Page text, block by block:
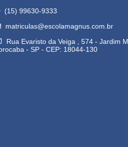
(15) 99630-9333
matriculas@escolamagnus.com.br
Rua Evaristo da Veiga , 574 - Jardim
- SP - CEP: 18044-130